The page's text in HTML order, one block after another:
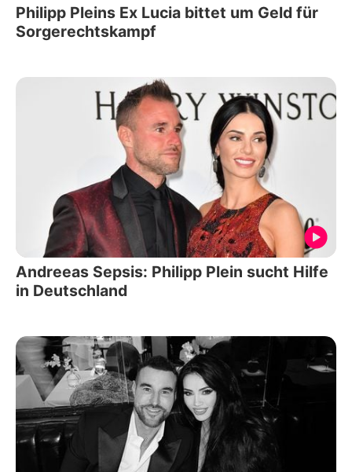
Philipp Pleins Ex Lucia bittet um Geld für
Sorgerechtskampf
Andreeas Sepsis: Philipp Plein sucht Hilfe
in Deutschland